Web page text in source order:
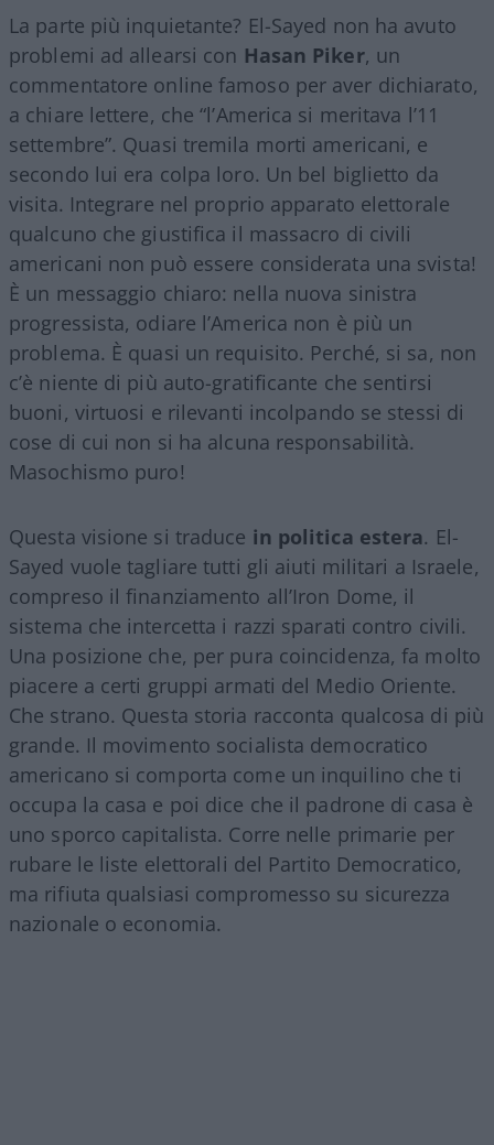
La parte più inquietante? El-Sayed non ha avuto
problemi ad allearsi con Hasan Piker, un
commentatore online famoso per aver dichiarato,
a chiare lettere, che “l’America si meritava l’11
settembre”. Quasi tremila morti americani, e
secondo lui era colpa loro. Un bel biglietto da
visita. Integrare nel proprio apparato elettorale
qualcuno che giustifica il massacro di civili
americani non può essere considerata una svista!
È un messaggio chiaro: nella nuova sinistra
progressista, odiare l’America non è più un
problema. È quasi un requisito. Perché, si sa, non
c’è niente di più auto-gratificante che sentirsi
buoni, virtuosi e rilevanti incolpando se stessi di
cose di cui non si ha alcuna responsabilità.
Masochismo puro!
Questa visione si traduce in politica estera. El-
Sayed vuole tagliare tutti gli aiuti militari a Israele,
compreso il finanziamento all’Iron Dome, il
sistema che intercetta i razzi sparati contro civili.
Una posizione che, per pura coincidenza, fa molto
piacere a certi gruppi armati del Medio Oriente.
Che strano. Questa storia racconta qualcosa di più
grande. Il movimento socialista democratico
americano si comporta come un inquilino che ti
occupa la casa e poi dice che il padrone di casa è
uno sporco capitalista. Corre nelle primarie per
rubare le liste elettorali del Partito Democratico,
ma rifiuta qualsiasi compromesso su sicurezza
nazionale o economia.